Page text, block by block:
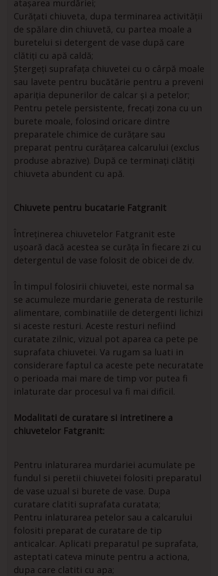
atașarea murdăriei;
Curățati chiuveta, dupa terminarea activității
de spălare din chiuvetă, cu partea moale a
buretelui si detergent de vase după care
clătiți cu apă caldă;
Ștergeți suprafața chiuvetei cu o cârpă moale
sau lavete pentru bucătărie pentru a preveni
apariția depunerilor de calcar și a petelor;
Pentru petele persistente, frecați zona cu un
burete moale, folosind oricare dintre
preparatele chimice de curățare sau
preparat pentru curățarea calcarului (exclus
produse abrazive). După ce terminați clătiți
chiuveta abundent cu apă.
Chiuvete pentru bucatarie Fatgranit
Întreținerea chiuvetelor Fatgranit este
ușoară dacă acestea se curăța în fiecare zi cu
detergentul de vase folosit de obicei de dv.
În timpul folosirii chiuvetei, este normal sa
se acumuleze murdarie generata de resturile
alimentare, combinatiile de detergenti lichizi
si aceste resturi. Aceste resturi nefiind
curatate zilnic, vizual pot aparea ca pete pe
suprafata chiuvetei. Va rugam sa luati in
considerare faptul ca aceste pete necuratate
o perioada mai mare de timp vor putea fi
inlaturate dar procesul va fi mai dificil.
Modalitati de curatare si intretinere a
chiuvetelor Fatgranit:
Pentru inlaturarea murdariei acumulate pe
fundul si peretii chiuvetei folositi preparatul
de vase uzual si burete de vase. Dupa
curatare clatiti suprafata curatata;
Pentru inlaturarea petelor sau a calcarului
folositi preparat de curatare de tip
anticalcar. Aplicati preparatul pe suprafata,
asteptati cateva minute pentru a actiona,
dupa care clatiti cu apa;